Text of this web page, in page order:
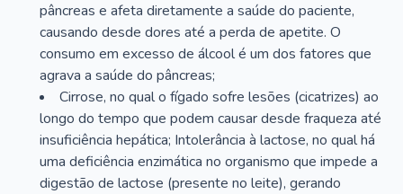
pâncreas e afeta diretamente a saúde do paciente,
causando desde dores até a perda de apetite. O
consumo em excesso de álcool é um dos fatores que
agrava a saúde do pâncreas;
Cirrose, no qual o fígado sofre lesões (cicatrizes) ao
longo do tempo que podem causar desde fraqueza até
insuficiência hepática; Intolerância à lactose, no qual há
uma deficiência enzimática no organismo que impede a
digestão de lactose (presente no leite), gerando